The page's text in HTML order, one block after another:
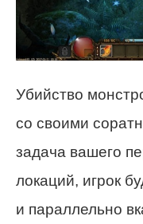
Убийство
со своими
задача вашего
локаций, игрок
и параллельно